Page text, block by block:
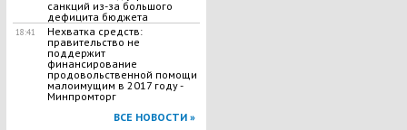
санкций из-за большого
дефицита бюджета
18:41
Нехватка средств:
правительство не
поддержит
финансирование
продовольственной помощи
малоимущим в 2017 году -
Минпромторг
ВСЕ НОВОСТИ »